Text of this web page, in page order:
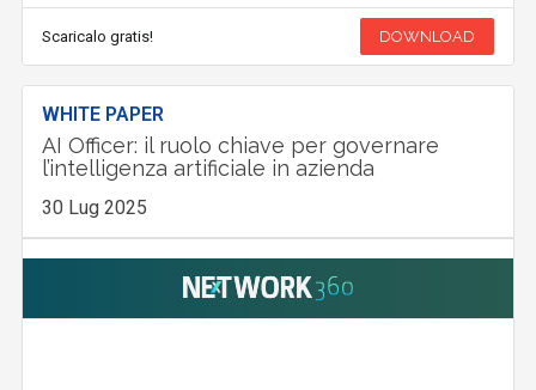
Scaricalo gratis! DOWNLOAD
WHITE PAPER
AI Officer: il ruolo chiave per governare
l’intelligenza artificiale in azienda
30 Lug 2025